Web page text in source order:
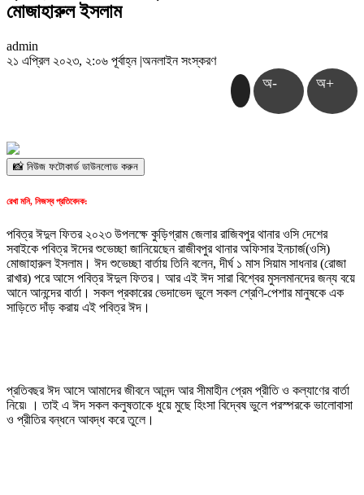
মোজাহারুল ইসলাম
admin
২১ এপ্রিল ২০২৩, ২:০৬ পূর্বাহ্ন |অনলাইন সংস্করণ
অ- অ+
📸 নিউজ ফটোকার্ড ডাউনলোড করুন
রেখা মনি, নিজস্ব প্রতিবেদক:
পবিত্র ঈদুল ফিতর ২০২৩ উপলক্ষে কুড়িগ্রাম জেলার রাজিবপুর থানার ওসি দেশের
সবাইকে পবিত্র ঈদের শুভেচ্ছা জানিয়েছেন রাজীবপুর থানার অফিসার ইনচার্জ(ওসি)
মোজাহারুল ইসলাম। ঈদ শুভেচ্ছা বার্তায় তিনি বলেন, দীর্ঘ ১ মাস সিয়াম সাধনার (রোজা
রাখার) পরে আসে পবিত্র ঈদুল ফিতর। আর এই ঈদ সারা বিশ্বের মুসলমানদের জন্য বয়ে
আনে আনন্দের বার্তা। সকল প্রকারের ভেদাভেদ ভুলে সকল শ্রেণি-পেশার মানুষকে এক
সাড়িতে দাঁড় করায় এই পবিত্র ঈদ।
প্রতিবছর ঈদ আসে আমাদের জীবনে আনন্দ আর সীমাহীন প্রেম প্রীতি ও কল্যাণের বার্তা
নিয়ে৷ । তাই এ ঈদ সকল কলুষতাকে ধুয়ে মুছে হিংসা বিদ্বেষ ভুলে পরস্পরকে ভালোবাসা
ও প্রীতির বন্ধনে আবদ্ধ করে তুলে।